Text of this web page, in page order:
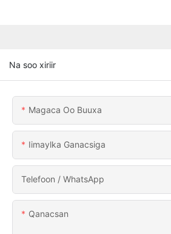
Na soo xiriir
Magaca Oo Buuxa
Iimaylka Ganacsiga
Telefoon / WhatsApp
Qanacsan